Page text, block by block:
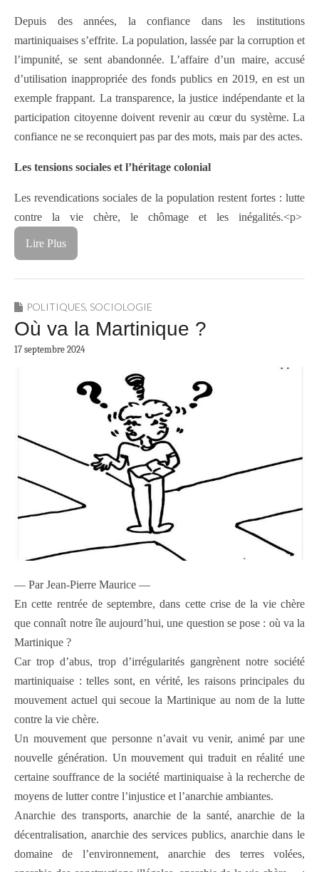
Depuis des années, la confiance dans les institutions
martiniquaises s’effrite. La population, lassée par la corruption et
l’impunité, se sent abandonnée. L’affaire d’un maire, accusé
d’utilisation inappropriée des fonds publics en 2019, en est un
exemple frappant. La transparence, la justice indépendante et la
participation citoyenne doivent revenir au cœur du système. La
confiance ne se reconquiert pas par des mots, mais par des actes.
Les tensions sociales et l’héritage colonial
Les revendications sociales de la population restent fortes : lutte
contre la vie chère, le chômage et les inégalités.<p>
Lire Plus
POLITIQUES SOCIOLOGIE
Où va la Martinique ?
17 septembre 2024
— Par Jean-Pierre Maurice —
En cette rentrée de septembre, dans cette crise de la vie chère
que connaît notre île aujourd’hui, une question se pose : où va la
Martinique ?
Car trop d’abus, trop d’irrégularités gangrènent notre société
martiniquaise : telles sont, en vérité, les raisons principales du
mouvement actuel qui secoue la Martinique au nom de la lutte
contre la vie chère.
Un mouvement que personne n’avait vu venir, animé par une
nouvelle génération. Un mouvement qui traduit en réalité une
certaine souffrance de la société martiniquaise à la recherche de
moyens de lutter contre l’injustice et l’anarchie ambiantes.
Anarchie des transports, anarchie de la santé, anarchie de la
décentralisation, anarchie des services publics, anarchie dans le
domaine de l’environnement, anarchie des terres volées,